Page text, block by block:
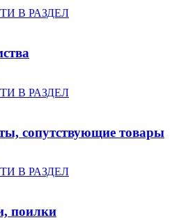
В РАЗДЕЛ
В РАЗДЕЛ
сопутствующие товары
В РАЗДЕЛ
поилки